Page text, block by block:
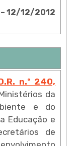
– 12/12/2012
n.º 240,
da
e do
Educação e
de